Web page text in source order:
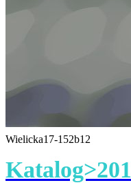
Wielicka17-152b12